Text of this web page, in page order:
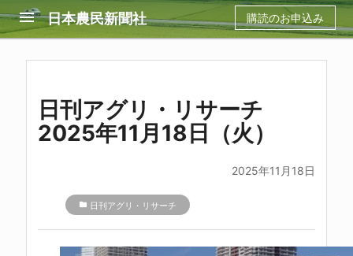
menu 日本農民新聞社 購読のお申込み
日刊アグリ・リサーチ
2025年11月18日（火）
2025年11月18日
folder 日刊アグリ・リサーチ